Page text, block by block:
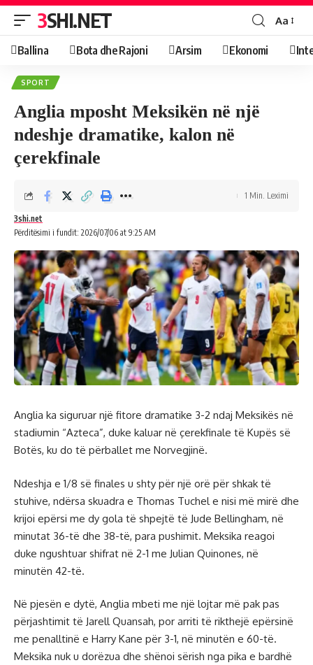
3SHI.NET Aa
Ballina Bota dhe Rajoni Arsim Ekonomi
SPORT
Anglia mposht Meksikën në një
ndeshje dramatike, kalon në
çerekfinale
Përditësimi i fundit: 2026/07/06 at 9:25 AM
3shi.net
1 Min. Leximi
Anglia ka siguruar një fitore dramatike 3-2 ndaj Meksikës në
stadiumin “Azteca”, duke kaluar në çerekfinale të Kupës së
Botës, ku do të përballet me Norvegjinë.
Ndeshja e 1/8 së finales u shty për një orë për shkak të
stuhive, ndërsa skuadra e Thomas Tuchel e nisi më mirë dhe
krijoi epërsi me dy gola të shpejtë të Jude Bellingham, në
minutat 36-të dhe 38-të, para pushimit. Meksika reagoi
duke ngushtuar shifrat në 2-1 me Julian Quinones, në
minutën 42-të.
Në pjesën e dytë, Anglia mbeti me një lojtar më pak pas
përjashtimit të Jarell Quansah, por arriti të rikthejë epërsinë
me penalltinë e Harry Kane për 3-1, në minutën e 60-të.
Meksika nuk u dorëzua dhe shënoi sërish nga pika e bardhë